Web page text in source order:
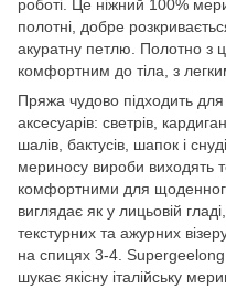
роботі. Це ніжний 100%
полотні, добре
акуратну петлю. Полотно з
комфортним до тіла, з
Пряжа чудово підходить
аксесуарів: светрів,
шалів, бактусів, шапок і
мериносу вироби виходять
комфортними для
виглядає як у лицьовій
текстурних та ажурних
на спицях 3-4.
шукає якісну італійську